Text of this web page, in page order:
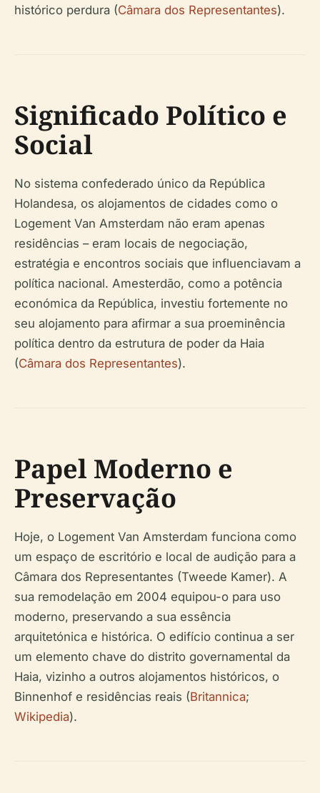
histórico perdura (Câmara dos Representantes).
Significado Político e
Social
No sistema confederado único da República
Holandesa, os alojamentos de cidades como o
Logement Van Amsterdam não eram apenas
residências – eram locais de negociação,
estratégia e encontros sociais que influenciavam a
política nacional. Amesterdão, como a potência
económica da República, investiu fortemente no
seu alojamento para afirmar a sua proeminência
política dentro da estrutura de poder da Haia
(Câmara dos Representantes).
Papel Moderno e
Preservação
Hoje, o Logement Van Amsterdam funciona como
um espaço de escritório e local de audição para a
Câmara dos Representantes (Tweede Kamer). A
sua remodelação em 2004 equipou-o para uso
moderno, preservando a sua essência
arquitetónica e histórica. O edifício continua a ser
um elemento chave do distrito governamental da
Haia, vizinho a outros alojamentos históricos, o
Binnenhof e residências reais (Britannica;
Wikipedia).